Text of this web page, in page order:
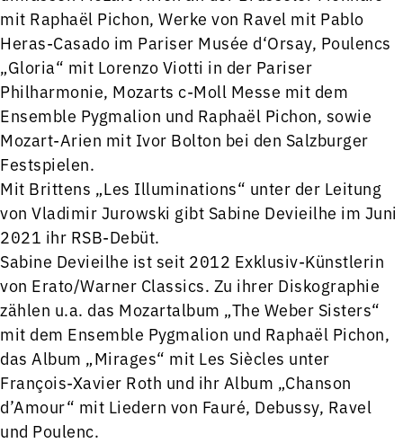
mit Raphaël Pichon, Werke von Ravel mit Pablo
Heras-Casado im Pariser Musée d‘Orsay, Poulencs
„Gloria“ mit Lorenzo Viotti in der Pariser
Philharmonie, Mozarts c-Moll Messe mit dem
Ensemble Pygmalion und Raphaël Pichon, sowie
Mozart-Arien mit Ivor Bolton bei den Salzburger
Festspielen.
Mit Brittens „Les Illuminations“ unter der Leitung
von Vladimir Jurowski gibt Sabine Devieilhe im Juni
2021 ihr RSB-Debüt.
Sabine Devieilhe ist seit 2012 Exklusiv-Künstlerin
von Erato/Warner Classics. Zu ihrer Diskographie
zählen u.a. das Mozartalbum „The Weber Sisters“
mit dem Ensemble Pygmalion und Raphaël Pichon,
das Album „Mirages“ mit Les Siècles unter
François-Xavier Roth und ihr Album „Chanson
d’Amour“ mit Liedern von Fauré, Debussy, Ravel
und Poulenc.